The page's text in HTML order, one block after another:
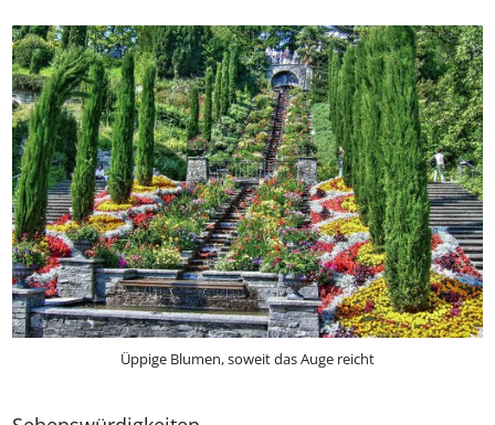
Üppige Blumen, soweit das Auge reicht